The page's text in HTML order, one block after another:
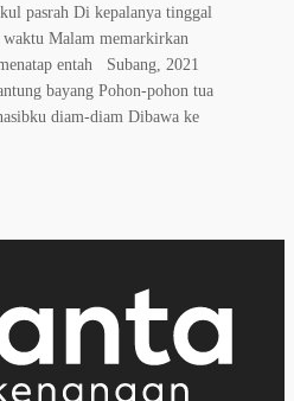
pasrah Di kepalanya tinggal
waktu Malam memarkirkan
menatap entah Subang, 2021
bayang Pohon-pohon tua
diam-diam Dibawa ke